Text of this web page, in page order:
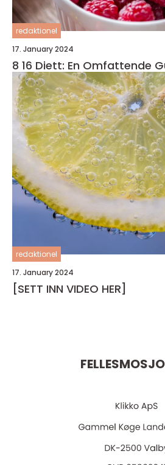
redaktionel
17. January 2024
8 16 Diett: En Omfattende
redaktionel
17. January 2024
[SETT INN VIDEO HER]